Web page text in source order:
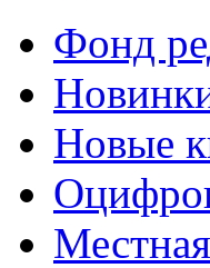
Фонд
Новые